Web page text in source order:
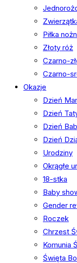
Piłka
Złoty róż
Czarno-
Czarno-
Okazje
Dzień
Dzień
Dzień
Dzień
Urodziny
Okrągłe
18-stka
Baby
Gender
Roczek
Chrzest
Komunia
Święta